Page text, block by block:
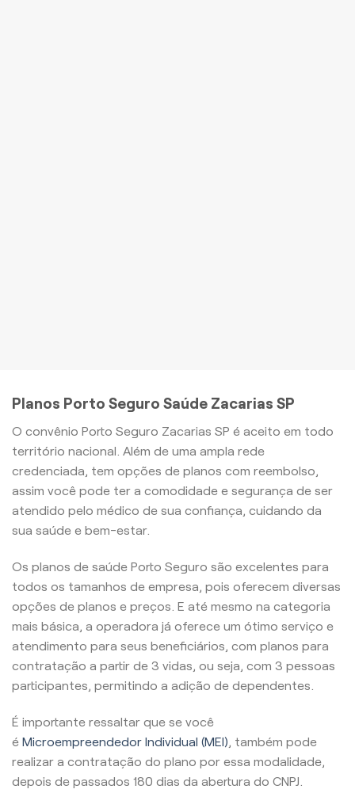
Planos Porto Seguro Saúde Zacarias SP
O convênio Porto Seguro Zacarias SP é aceito em todo
território nacional. Além de uma ampla rede
credenciada, tem opções de planos com reembolso,
assim você pode ter a comodidade e segurança de ser
atendido pelo médico de sua confiança, cuidando da
sua saúde e bem-estar.
Os planos de saúde Porto Seguro são excelentes para
todos os tamanhos de empresa, pois oferecem diversas
opções de planos e preços. E até mesmo na categoria
mais básica, a operadora já oferece um ótimo serviço e
atendimento para seus beneficiários, com planos para
contratação a partir de 3 vidas, ou seja, com 3 pessoas
participantes, permitindo a adição de dependentes.
É importante ressaltar que se você
é Microempreendedor Individual (MEI) , também pode
realizar a contratação do plano por essa modalidade,
depois de passados 180 dias da abertura do CNPJ.